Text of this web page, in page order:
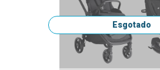
Esgotado